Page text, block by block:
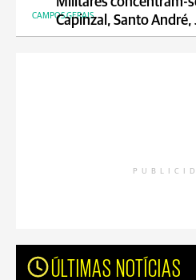
Capinzal, Santo André,
CAMPOS GERAIS
ÚLTIMAS NOTÍCIAS